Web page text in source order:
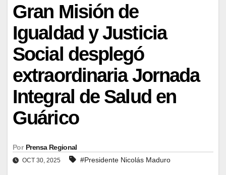
Gran Misión de
Igualdad y Justicia
Social desplegó
extraordinaria Jornada
Integral de Salud en
Guárico
Por Prensa Regional
OCT 30, 2025 #Presidente Nicolás Maduro